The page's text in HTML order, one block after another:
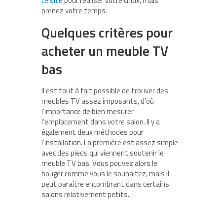
prenez votre temps.
Quelques critères pour
acheter un meuble TV
bas
Il est tout à fait possible de trouver des
meubles TV assez imposants, d’où
l’importance de bien mesurer
l’emplacement dans votre salon. Il y a
également deux méthodes pour
l’installation. La première est assez simple
avec des pieds qui viennent soutenir le
meuble TV bas. Vous pouvez alors le
bouger comme vous le souhaitez, mais il
peut paraître encombrant dans certains
salons relativement petits.